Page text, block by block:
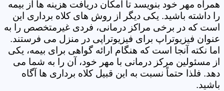
همراه مهر خود بنویسد تا امکان دریافت هزینه ها از بیمه
را داشته باشید. یکی دیگر از روش های کلاه برداری این
است که در برخی مراکز درمانی، فردی غیرمتخصص را به
عنوان فیزیوتراپ برای فیزیوتراپی در منزل می فرستند.
اما نکته آنجا است که هنگام ارائه گواهی برای بیمه، یکی
از مسئولین مرکز درمانی با مهر خود، آن را به شما می
دهد. فلذا حتماً نسبت به این قبیل کلاه برداری ها آگاه
باشید.